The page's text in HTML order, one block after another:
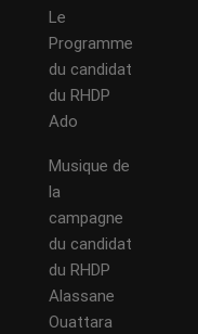
Le
Programme
du candidat
du RHDP
Ado
Musique de
la
campagne
du candidat
du RHDP
Alassane
Ouattara